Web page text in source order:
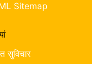
Sitemap
सुविचार